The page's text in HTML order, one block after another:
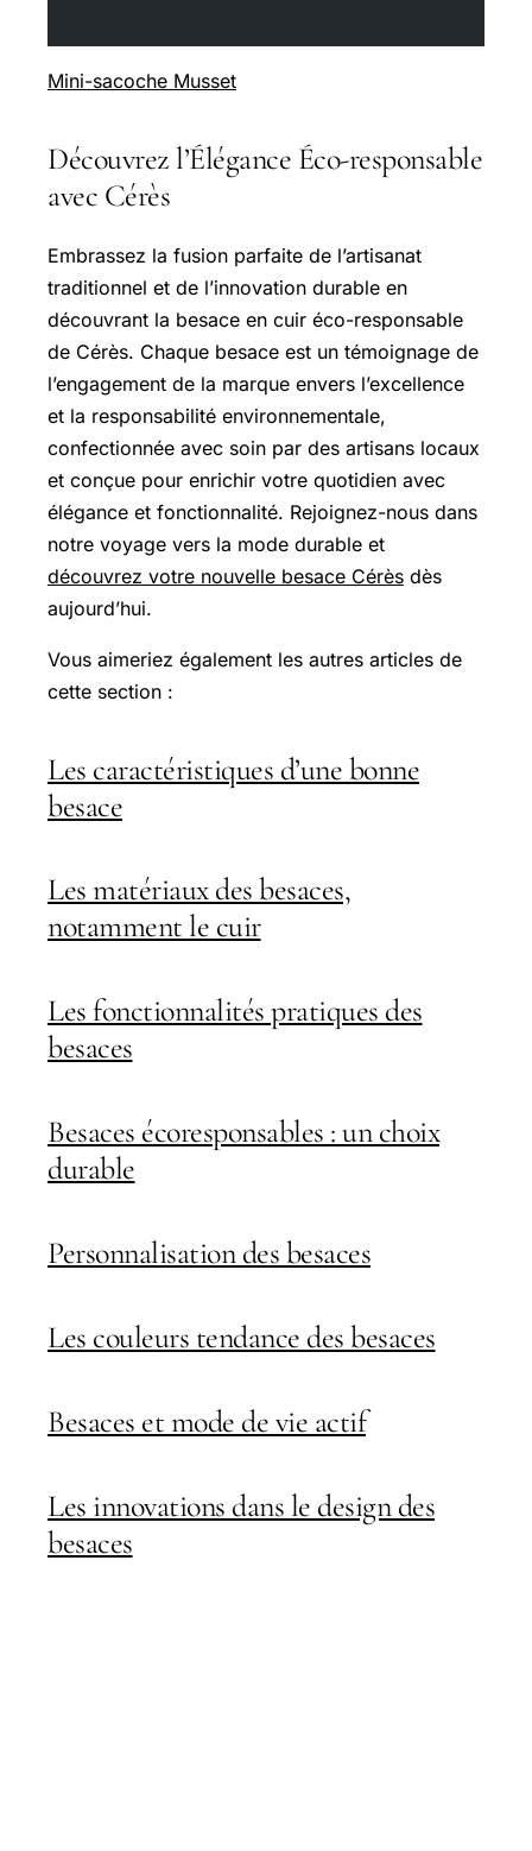
Mini-sacoche Musset
Découvrez l’Élégance Éco-responsable
avec Cérès
Embrassez la fusion parfaite de l’artisanat
traditionnel et de l’innovation durable en
découvrant la besace en cuir éco-responsable
de Cérès. Chaque besace est un témoignage de
l’engagement de la marque envers l’excellence
et la responsabilité environnementale,
confectionnée avec soin par des artisans locaux
et conçue pour enrichir votre quotidien avec
élégance et fonctionnalité. Rejoignez-nous dans
notre voyage vers la mode durable et
découvrez votre nouvelle besace Cérès dès
aujourd’hui.
Vous aimeriez également les autres articles de
cette section :
Les caractéristiques d’une bonne
besace
Les matériaux des besaces,
notamment le cuir
Les fonctionnalités pratiques des
besaces
Besaces écoresponsables : un choix
durable
Personnalisation des besaces
Les couleurs tendance des besaces
Besaces et mode de vie actif
Les innovations dans le design des
besaces